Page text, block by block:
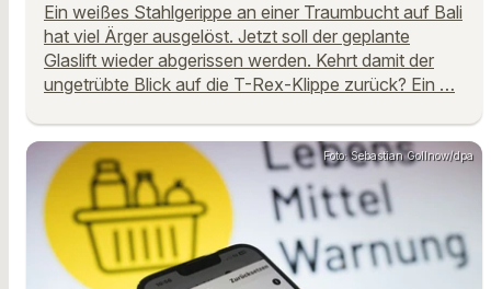
Ein weißes Stahlgerippe an einer Traumbucht auf Bali
hat viel Ärger ausgelöst. Jetzt soll der geplante
Glaslift wieder abgerissen werden. Kehrt damit der
ungetrübte Blick auf die T-Rex-Klippe zurück? Ein …
Foto: Sebastian Gollnow/dpa